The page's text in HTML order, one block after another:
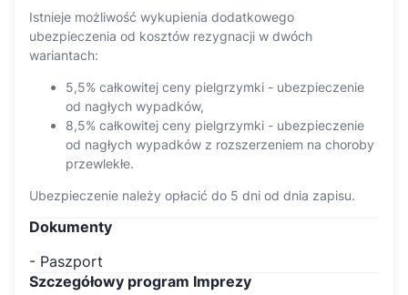
Istnieje możliwość wykupienia dodatkowego
ubezpieczenia od kosztów rezygnacji w dwóch
wariantach:
5,5% całkowitej ceny pielgrzymki - ubezpieczenie
od nagłych wypadków,
8,5% całkowitej ceny pielgrzymki - ubezpieczenie
od nagłych wypadków z rozszerzeniem na choroby
przewlekłe.
Ubezpieczenie należy opłacić do 5 dni od dnia zapisu.
Dokumenty
- Paszport
Szczegółowy program Imprezy